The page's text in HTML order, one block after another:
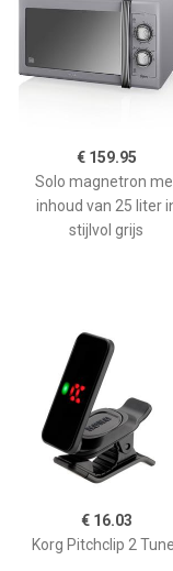
€ 159.95
Solo magnetron
inhoud van 25 liter
stijlvol grijs
€ 16.03
Korg Pitchclip 2